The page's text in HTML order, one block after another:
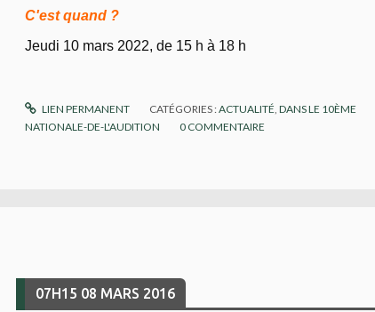
C'est quand ?
Jeudi 10 mars 2022, de 15 h à 18 h
LIEN PERMANENT CATÉGORIES :ACTUALITÉ ,DANS LE 10ÈME
NATIONALE-DE-L'AUDITION
0 COMMENTAIRE
07H15 08 MARS 2016